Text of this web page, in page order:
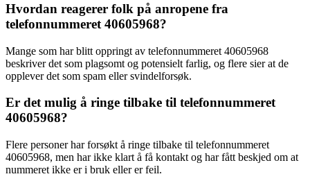
Hvordan reagerer folk på anropene fra
telefonnummeret 40605968?
Mange som har blitt oppringt av telefonnummeret 40605968
beskriver det som plagsomt og potensielt farlig, og flere sier at de
opplever det som spam eller svindelforsøk.
Er det mulig å ringe tilbake til telefonnummeret
40605968?
Flere personer har forsøkt å ringe tilbake til telefonnummeret
40605968, men har ikke klart å få kontakt og har fått beskjed om at
nummeret ikke er i bruk eller er feil.